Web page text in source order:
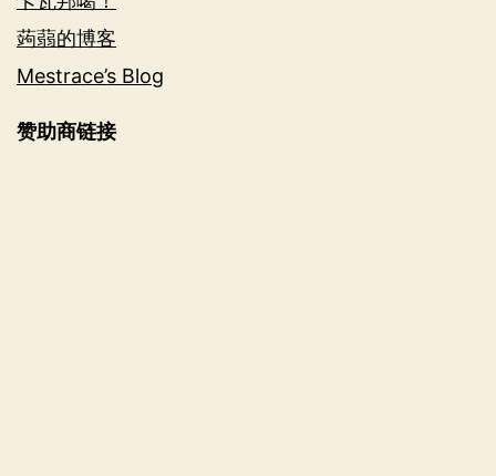
蒟蒻的博客
Mestrace’s Blog
赞助商链接